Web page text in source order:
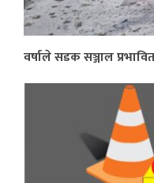
वर्षाले सडक सञ्जाल